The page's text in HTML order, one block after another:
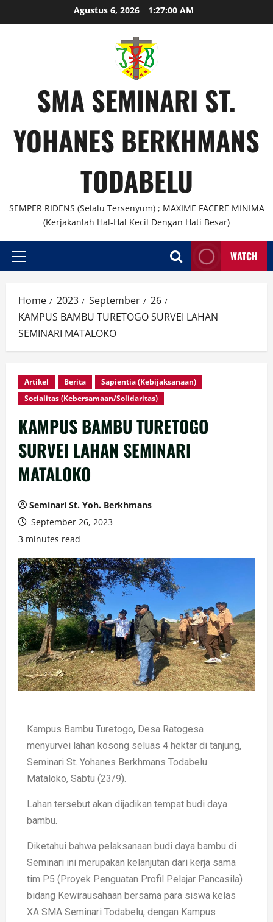
Agustus 6, 2026 1:27:00 AM
SMA SEMINARI ST.
YOHANES BERKHMANS
TODABELU
SEMPER RIDENS (Selalu Tersenyum) ; MAXIME FACERE MINIMA
(Kerjakanlah Hal-Hal Kecil Dengan Hati Besar)
WATCH
Home 2023 September
26
KAMPUS BAMBU TURETOGO SURVEI LAHAN
SEMINARI MATALOKO
Artikel Berita
Sapientia (Kebijaksanaan)
Socialitas (Kebersamaan/Solidaritas)
KAMPUS BAMBU TURETOGO
SURVEI LAHAN SEMINARI
MATALOKO
Seminari St. Yoh. Berkhmans
September 26, 2023
3 minutes read
Kampus Bambu Turetogo, Desa Ratogesa
menyurvei lahan kosong seluas 4 hektar di tanjung,
Seminari St. Yohanes Berkhmans Todabelu
Mataloko, Sabtu (23/9).
Lahan tersebut akan dijadikan tempat budi daya
bambu.
Diketahui bahwa pelaksanaan budi daya bambu di
Seminari ini merupakan kelanjutan dari kerja sama
tim P5 (Proyek Penguatan Profil Pelajar Pancasila)
bidang Kewirausahaan bersama para siswa kelas
XA SMA Seminari Todabelu, dengan Kampus